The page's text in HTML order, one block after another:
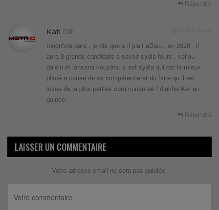
Répondre
Kati Dit
tougnfola bara , je dis que s il plait aDieu , en 2020 , il
aura 3 grands candidats a savoir sydia touré , cellou
dalein et lansana kouyate. c est sydia qui est le mieux
placé a cause de sa compétence et du faite qu il est
issue de la plus petites communauteé / diakhanke/ en
guinee.
Répondre
LAISSER UN COMMENTAIRE
Votre adresse email ne sera pas publiée.